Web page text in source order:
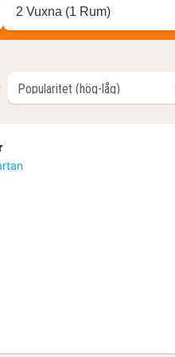
2 Vuxna (1 Rum)